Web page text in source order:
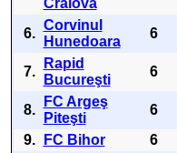
Craiova
6.
Corvinul
Hunedoara
6
7.
Rapid
Bucureşti
6
8.
FC Argeş
Piteşti
6
9.
FC Bihor 6